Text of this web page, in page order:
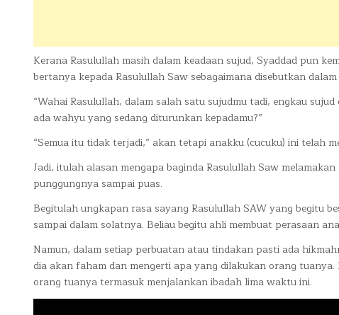
Kerana Rasulullah masih dalam keadaan sujud, Syaddad pun
bertanya kepada Rasulullah Saw sebagaimana disebutkan
“Wahai Rasulullah, dalam salah satu sujudmu tadi, engkau
ada wahyu yang sedang diturunkan kepadamu?”
“Semua itu tidak terjadi,” akan tetapi anakku (cucuku) ini telah
Jadi, itulah alasan mengapa baginda Rasulullah Saw
punggungnya sampai puas.
Begitulah ungkapan rasa sayang Rasulullah SAW yang begitu
sampai dalam solatnya. Beliau begitu ahli membuat perasaan
Namun, dalam setiap perbuatan atau tindakan pasti ada
dia akan faham dan mengerti apa yang dilakukan orang
orang tuanya termasuk menjalankan ibadah lima waktu ini.